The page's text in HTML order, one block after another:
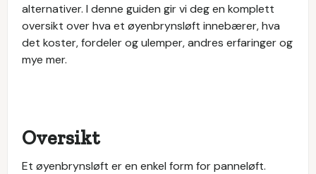
alternativer. I denne guiden gir vi deg en komplett
oversikt over hva et øyenbrynsløft innebærer, hva
det koster, fordeler og ulemper, andres erfaringer og
mye mer.
Oversikt
Et øyenbrynsløft er en enkel form for panneløft.